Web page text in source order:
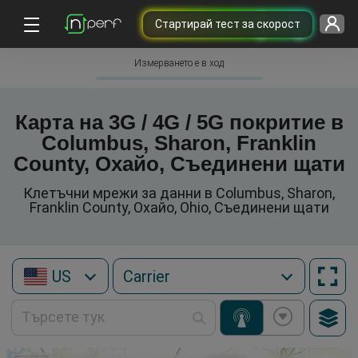
Cтартирай тест за скорост
Измерването е в ход
Карта на 3G / 4G / 5G покритие в
Columbus, Sharon, Franklin
County, Охайо, Съединени щати
Клетъчни мрежи за данни в Columbus, Sharon,
Franklin County, Охайо, Ohio, Съединени щати
US